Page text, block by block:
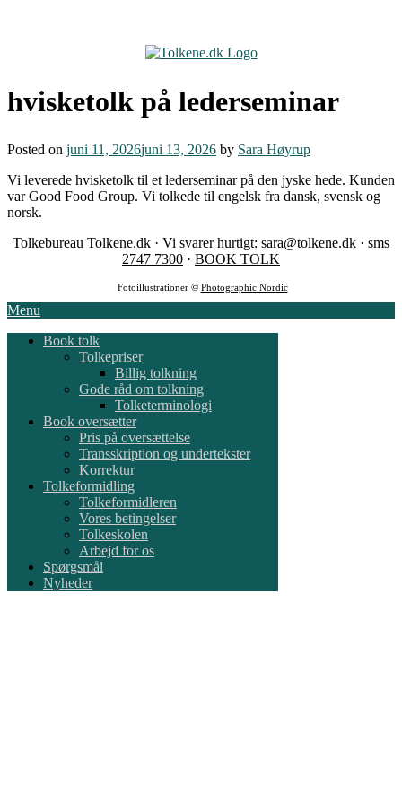
hvisketolk på lederseminar
Posted on juni 11, 2026juni 13, 2026 by Sara Høyrup
Vi leverede hvisketolk til et lederseminar på den jyske hede. Kunden
var Good Food Group. Vi tolkede til engelsk fra dansk, svensk og
norsk.
Tolkebureau Tolkene.dk · Vi svarer hurtigt: sara@tolkene.dk · sms
2747 7300 · BOOK TOLK
Fotoillustrationer © Photographic Nordic
Menu
Book tolk
Tolkepriser
Billig tolkning
Gode råd om tolkning
Tolketerminologi
Book oversætter
Pris på oversættelse
Transskription og undertekster
Korrektur
Tolkeformidling
Tolkeformidleren
Vores betingelser
Tolkeskolen
Arbejd for os
Spørgsmål
Nyheder